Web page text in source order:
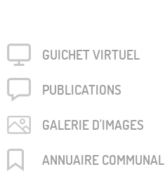
GUICHET VIRTUEL
PUBLICA­TIONS
GALERIE D'IMAGES
ANNUAIRE COMMUNAL